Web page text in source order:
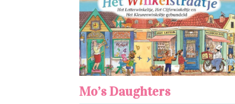
Mo’s Daughters